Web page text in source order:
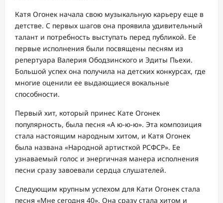
Катя Огонек начала свою музыкальную карьеру еще в
детстве. С первых шагов она проявила удивительный
талант и потребность выступать перед публикой. Ее
первые исполнения были посвящены песням из
репертуара Валерия Ободзинского и Эдиты Пьехи.
Большой успех она получила на детских конкурсах, где
многие оценили ее выдающиеся вокальные
способности.
Первый хит, который принес Кате Огонек
популярность, была песня «А ю-ю-ю». Эта композиция
стала настоящим народным хитом, и Катя Огонек
была названа «Народной артисткой РСФСР». Ее
узнаваемый голос и энергичная манера исполнения
песни сразу завоевали сердца слушателей.
Следующим крупным успехом для Кати Огонек стала
песня «Мне сегодня 40». Она сразу стала хитом и